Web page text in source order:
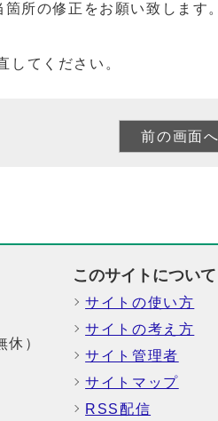
所の修正をお願い致します。
してください。
）
このサイトについて
サイトの使い方
サイトの考え方
サイト管理者
サイトマップ
RSS配信